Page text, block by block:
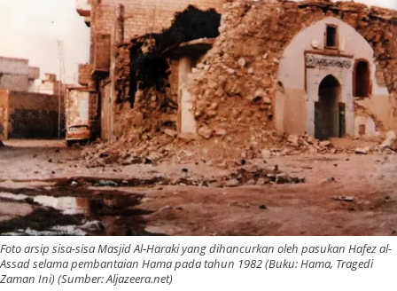
Foto arsip sisa-sisa Masjid Al-Haraki yang dihancurkan oleh pasukan Hafez al-
Assad selama pembantaian Hama pada tahun 1982 (Buku: Hama, Tragedi
Zaman Ini) (Sumber: Aljazeera.net)